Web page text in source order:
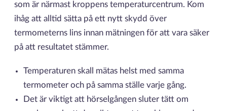
som är närmast kroppens temperaturcentrum. Kom
ihåg att alltid sätta på ett nytt skydd över
termometerns lins innan mätningen för att vara säker
på att resultatet stämmer.
Temperaturen skall mätas helst med samma
termometer och på samma ställe varje gång.
Det är viktigt att hörselgången sluter tätt om